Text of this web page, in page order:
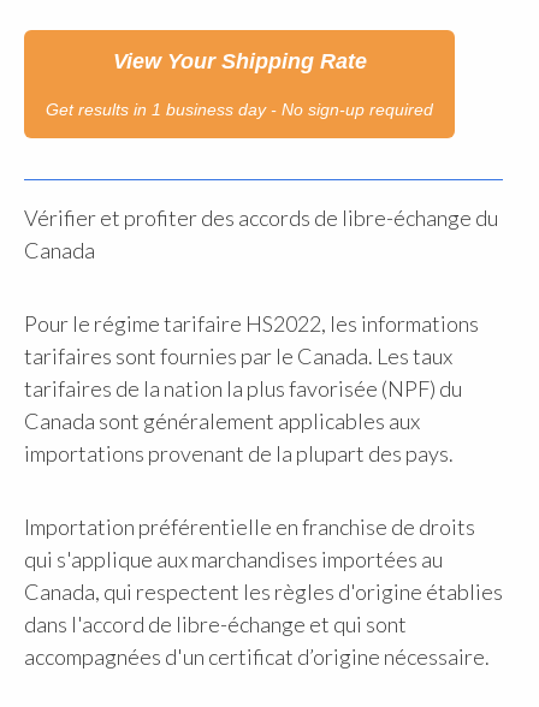
View Your Shipping Rate
Get results in 1 business day - No sign-up required
Vérifier et profiter des accords de libre-échange du
Canada
Pour le régime tarifaire HS2022, les informations
tarifaires sont fournies par le Canada. Les taux
tarifaires de la nation la plus favorisée (NPF) du
Canada sont généralement applicables aux
importations provenant de la plupart des pays.
Importation préférentielle en franchise de droits
qui s'applique aux marchandises importées au
Canada, qui respectent les règles d'origine établies
dans l'accord de libre-échange et qui sont
accompagnées d'un certificat d’origine nécessaire.